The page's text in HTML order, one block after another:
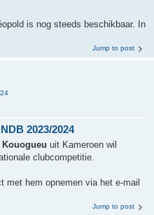
is nog steeds beschikbaar. In
Jump to post
2023/2024
uit Kameroen wil
clubcompetitie.
met hem opnemen via het e-mail
Jump to post